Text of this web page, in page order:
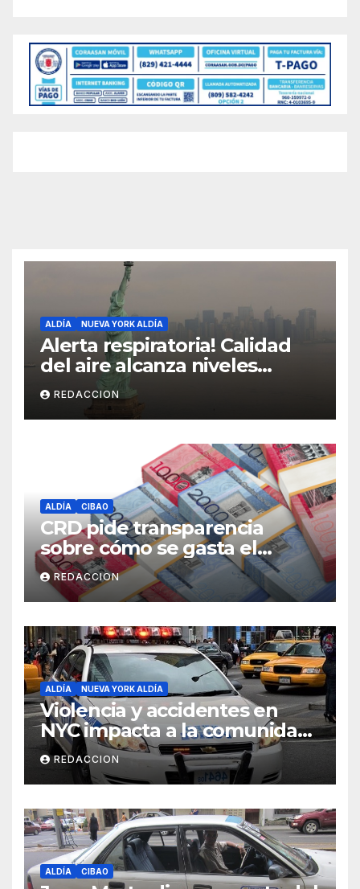
ALDÍA NUEVA YORK ALDÍA
Alerta respiratoria! Calidad
del aire alcanza niveles
peligrosos en NYC
REDACCION
ALDÍA CIBAO
CRD pide transparencia
sobre cómo se gasta el
dinero del Seguro Familiar de
Salud
REDACCION
ALDÍA NUEVA YORK ALDÍA
Violencia y accidentes en
NYC impacta a la comunidad
dominicana
REDACCION
ALDÍA CIBAO